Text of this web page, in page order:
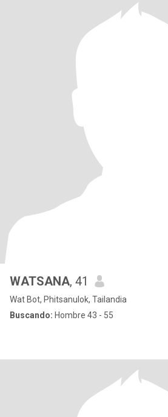
WATSANA, 41
Wat Bot, Phitsanulok, Tailandia
Buscando: Hombre 43 - 55